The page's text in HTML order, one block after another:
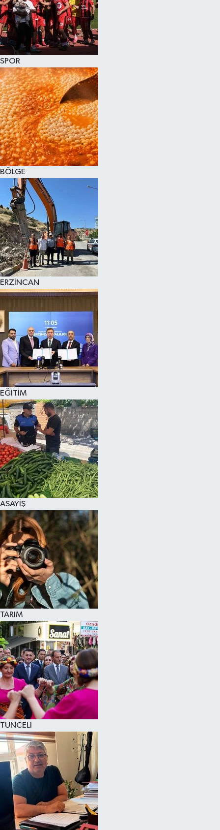
SPOR
BÖLGE
ERZİNCAN
EĞİTİM
ASAYİŞ
TARIM
TUNCELİ